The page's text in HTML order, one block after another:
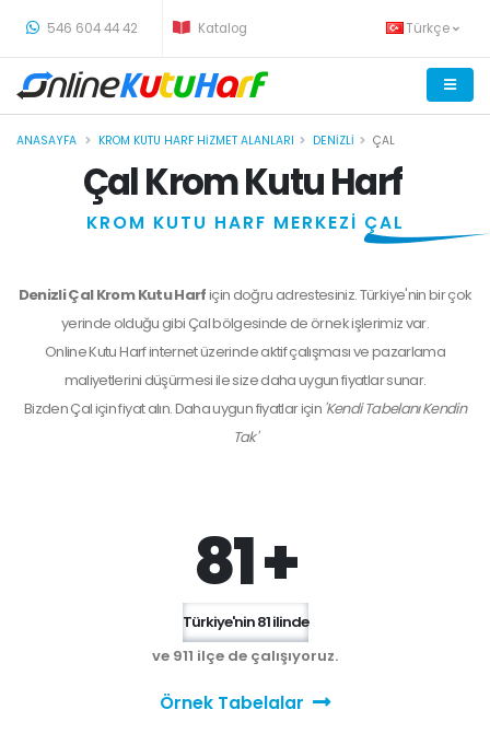
546 604 44 42 Katalog Türkçe
ANASAYFA KROM KUTU HARF HIZMET ALANLARI DENIZLI ÇAL
Çal Krom Kutu Harf
KROM KUTU HARF MERKEZİ ÇAL
Denizli Çal Krom Kutu Harfiçin doğru adrestesiniz. Türkiye'nin bir çok
yerinde olduğu gibi Çal bölgesinde de örnek işlerimiz var.
Online Kutu Harf internet üzerinde aktif çalışması ve pazarlama
maliyetlerini düşürmesi ile size daha uygun fiyatlar sunar.
BizdenÇaliçin fiyat alın. Daha uygun fiyatlar için 'Kendi Tabelanı Kendin
Tak'
81 +
Türkiye'nin 81 ilinde
ve 911 ilçe de çalışıyoruz.
Örnek Tabelalar